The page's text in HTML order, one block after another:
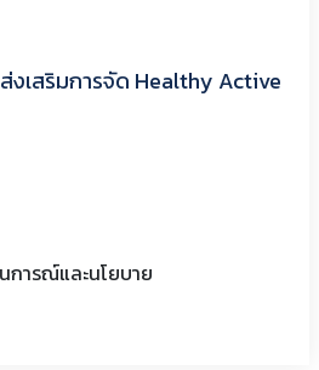
งเสริมการจัด Healthy Active
การณ์และนโยบาย